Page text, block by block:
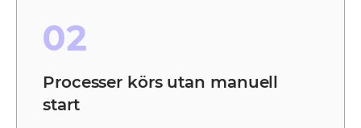
02
Processer körs utan manuell
start